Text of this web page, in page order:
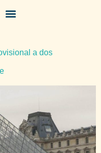
a dos